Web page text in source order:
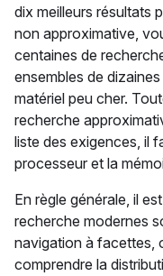
dix meilleurs résultats
non approximative,
centaines de
ensembles de
matériel peu cher.
recherche
liste des exigences, il
processeur et la
En règle générale, il
recherche modernes
navigation à facettes,
comprendre la